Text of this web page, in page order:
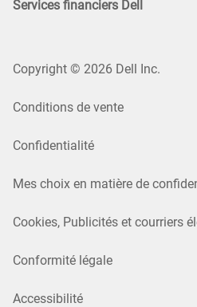
Services financiers Dell
Copyright © 2026 Dell Inc.
Conditions de vente
Confidentialité
Mes choix en matière de
Cookies, Publicités et courriers
Conformité légale
Accessibilité